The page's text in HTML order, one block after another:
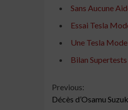
Sans Aucune
Essai Tesla
Une Tesla
Bilan
Continue
Previous:
Décès d’Osamu